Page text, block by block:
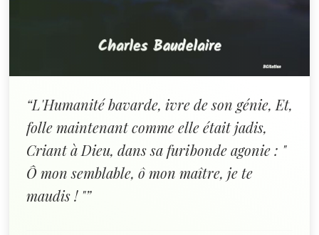
“L'Humanité bavarde, ivre de son génie, Et,
folle maintenant comme elle était jadis,
Criant à Dieu, dans sa furibonde agonie : "
Ô mon semblable, ô mon maître, je te
maudis ! "”